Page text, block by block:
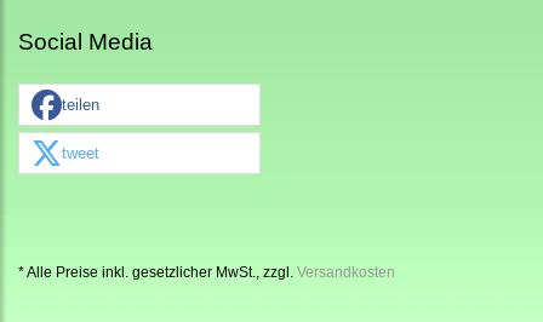
Social Media
teilen
tweet
* Alle Preise inkl. gesetzlicher MwSt., zzgl. Versandkosten